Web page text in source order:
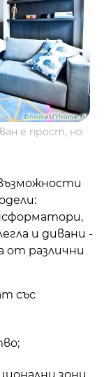
е прост, но
и дивани -
от различни
със